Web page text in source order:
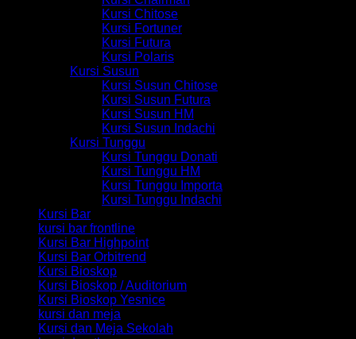
Kursi Chitose
Kursi Fortuner
Kursi Futura
Kursi Polaris
Kursi Susun
Kursi Susun Chitose
Kursi Susun Futura
Kursi Susun HM
Kursi Susun Indachi
Kursi Tunggu
Kursi Tunggu Donati
Kursi Tunggu HM
Kursi Tunggu Importa
Kursi Tunggu Indachi
Kursi Bar
kursi bar frontline
Kursi Bar Highpoint
Kursi Bar Orbitrend
Kursi Bioskop
Kursi Bioskop / Auditorium
Kursi Bioskop Yesnice
kursi dan meja
Kursi dan Meja Sekolah